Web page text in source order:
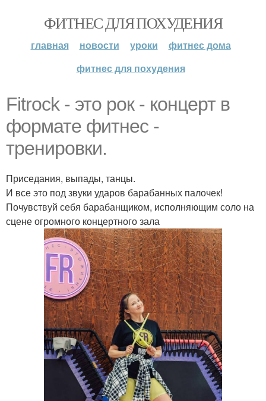
ФИТНЕС ДЛЯ ПОХУДЕНИЯ
главная новости уроки
фитнес дома
фитнес для похудения
Fitrock - это рок - концерт в
формате фитнес -
тренировки.
Приседания, выпады, танцы.
И все это под звуки ударов барабанных палочек!
Почувствуй себя барабанщиком, исполняющим соло на
сцене огромного концертного зала